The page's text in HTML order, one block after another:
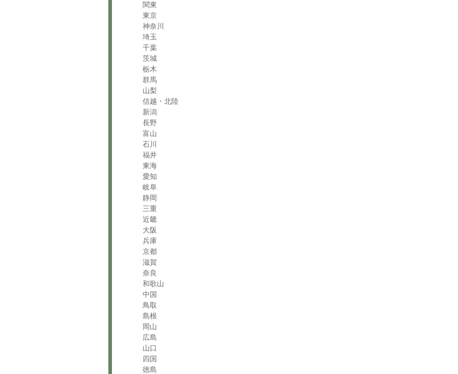
関東
東京
神奈川
埼玉
千葉
茨城
栃木
群馬
山梨
信越・北陸
新潟
長野
富山
石川
福井
東海
愛知
岐阜
静岡
三重
近畿
大阪
兵庫
京都
滋賀
奈良
和歌山
中国
鳥取
島根
岡山
広島
山口
四国
徳島